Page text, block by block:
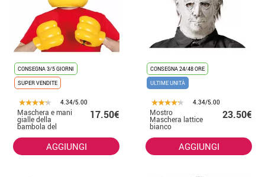
CONSEGNA 3/5 GIORNI
SUPER VENDITE
4.34/5.00
Maschera e mani
gialle della
bambola del
17.50€
AGGIUNGI
CONSEGNA 24/48 ORE
ULTIME UNITÀ
4.34/5.00
Mostro
Maschera lattice
bianco
23.50€
AGGIUNGI